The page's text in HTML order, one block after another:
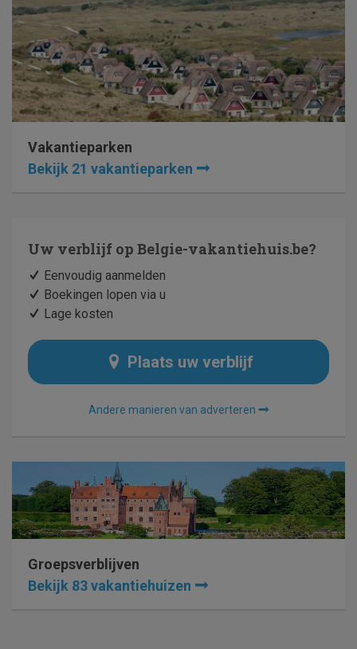
Vakantieparken
Bekijk 21 vakantieparken
Uw verblijf op Belgie-vakantiehuis.be?
Eenvoudig aanmelden
Boekingen lopen via u
Lage kosten
Plaats uw verblijf
Andere manieren van adverteren
Groepsverblijven
Bekijk 83 vakantiehuizen